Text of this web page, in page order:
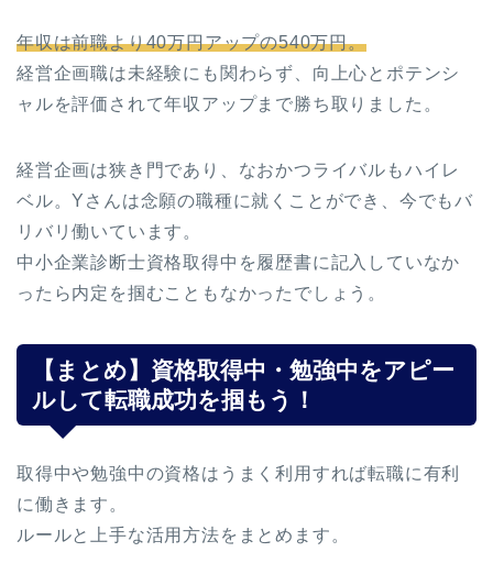
年収は前職より40万円アップの540万円。
経営企画職は未経験にも関わらず、向上心とポテンシ
ャルを評価されて年収アップまで勝ち取りました。
経営企画は狭き門であり、なおかつライバルもハイレ
ベル。Yさんは念願の職種に就くことができ、今でもバ
リバリ働いています。
中小企業診断士資格取得中を履歴書に記入していなか
ったら内定を掴むこともなかったでしょう。
【まとめ】資格取得中・勉強中をアピー
ルして転職成功を掴もう！
取得中や勉強中の資格はうまく利用すれば転職に有利
に働きます。
ルールと上手な活用方法をまとめます。